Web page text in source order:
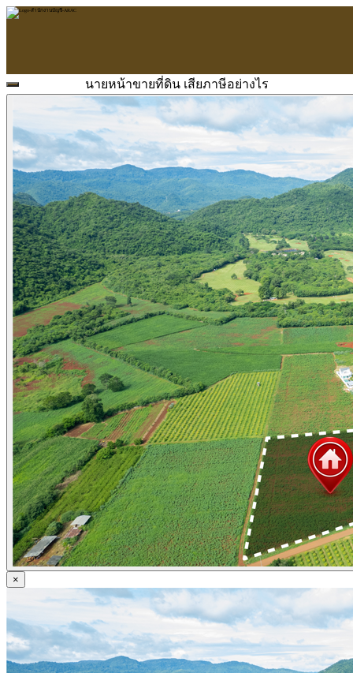
หน้าแรก
ARAC
ข้อมูลบริษัท
บริการ
บริการด้านใบอนุญาต
รับจัดทำบัญชี
ตรวจสอบบัญชี
บริการวางระบบบัญชี
ที่ปรึกษาวางแผนภาษีอากร
จัดทำเงินเดือน
จดทะเบียนธุรกิจ
บริการ E-Filing
ข่าวสารบัญชี
ข่าวภาษี
ข่าวบัญชี
ข่าวธุรกิจ
ข่าวสัมมนา
ข่าวไอที
ติดต่อเรา
นายหน้าขายที่ดิน เสียภาษีอย่างไร
×